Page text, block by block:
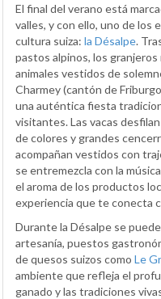
El final del verano está
valles, y con ello, uno de los
cultura suiza: la Désalpe.
pastos alpinos, los
animales vestidos de
Charmey (cantón de
una auténtica fiesta
visitantes. Las vacas
de colores y grandes
acompañan vestidos con
se entremezcla con la
el aroma de los productos
experiencia que te conecta
Durante la Désalpe se
artesanía, puestos
de quesos suizos como Le
ambiente que refleja el
ganado y las tradiciones